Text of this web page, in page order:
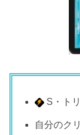
S・ト
自分のク